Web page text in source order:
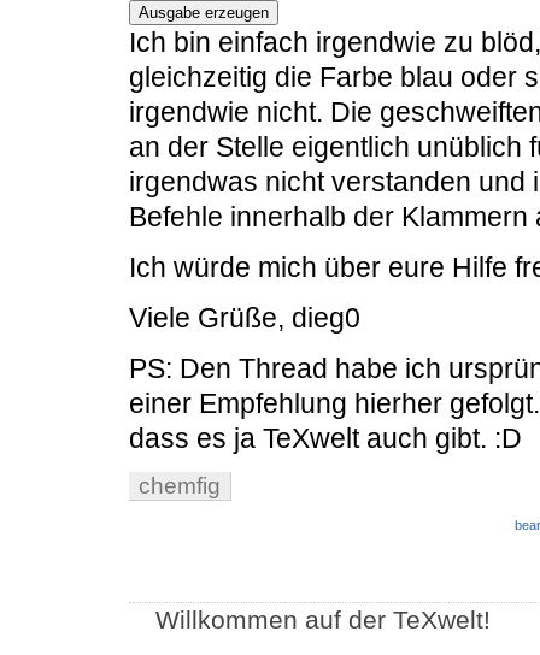
Ausgabe erzeugen
Ich bin einfach irgendwie zu
gleichzeitig die Farbe blau oder
irgendwie nicht. Die
an der Stelle eigentlich unüblich
irgendwas nicht verstanden und
Befehle innerhalb der
Ich würde mich über eure Hilfe
Viele Grüße, dieg0
PS: Den Thread habe ich
einer Empfehlung hierher
dass es ja TeXwelt auch gibt. :D
chemfig
Willkommen auf der TeXwelt!